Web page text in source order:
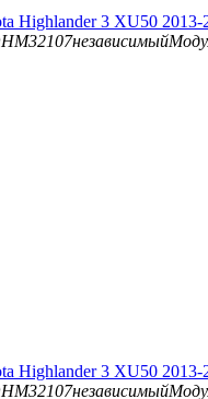
Highlander 3 XU50
Highlander 3 XU50